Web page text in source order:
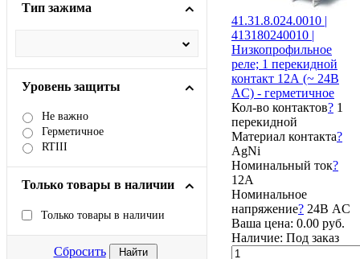
Тип зажима
Уровень защиты
Не важно
Герметичное
RTIII
Только товары в наличии
Только товары в наличии
Сбросить
41.31.8.024.0010 |
413180240010 |
Низкопрофильное
реле; 1 перекидной
контакт 12А (~ 24В
AC) - герметичное
Кол-во контактов? 1
перекидной
Материал контакта?
AgNi
Номинальный ток?
12А
Номинальное
напряжение? 24В AC
Ваша цена: 0.00 руб.
Наличие: Под заказ